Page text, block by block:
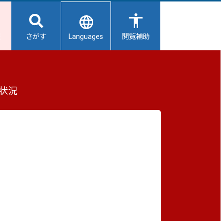
さがす Languages 閲覧補助
況